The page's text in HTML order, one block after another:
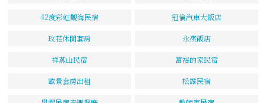
42度彩虹觀海民宿 冠倫汽車大飯店
玫花休閒套房 永祺飯店
祥燕山民宿 富裕的家民宿
歐景套房出租 松露民宿